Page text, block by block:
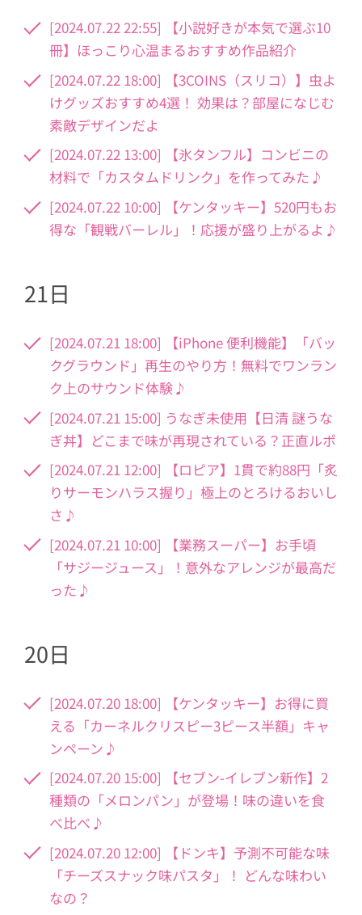
[2024.07.22 22:55] 【小説好きが本気で選ぶ10
冊】ほっこり心温まるおすすめ作品紹介
[2024.07.22 18:00] 【3COINS（スリコ）】虫よ
けグッズおすすめ4選！ 効果は？部屋になじむ
素敵デザインだよ
[2024.07.22 13:00] 【氷タンフル】コンビニの
材料で「カスタムドリンク」を作ってみた♪
[2024.07.22 10:00] 【ケンタッキー】520円もお
得な「観戦バーレル」！応援が盛り上がるよ♪
21日
[2024.07.21 18:00] 【iPhone 便利機能】「バッ
クグラウンド」再生のやり方！無料でワンラン
ク上のサウンド体験♪
[2024.07.21 15:00] うなぎ未使用【日清 謎うな
ぎ丼】どこまで味が再現されている？正直ルポ
[2024.07.21 12:00] 【ロピア】1貫で約88円「炙
りサーモンハラス握り」極上のとろけるおいし
さ♪
[2024.07.21 10:00] 【業務スーパー】お手頃
「サジージュース」！意外なアレンジが最高だ
った♪
20日
[2024.07.20 18:00] 【ケンタッキー】お得に買
える「カーネルクリスピー3ピース半額」キャ
ンペーン♪
[2024.07.20 15:00] 【セブン-イレブン新作】2
種類の「メロンパン」が登場！味の違いを食
べ比べ♪
[2024.07.20 12:00] 【ドンキ】予測不可能な味
「チーズスナック味パスタ」！ どんな味わい
なの？